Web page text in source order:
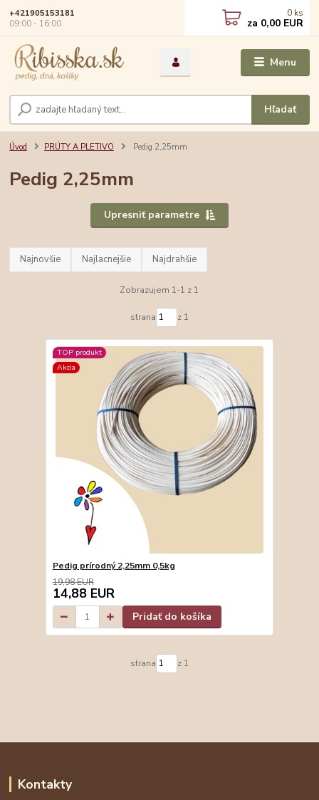
Menu
Hľadať
+421905153181
09:00 - 16:00
0 ks
za 0,00 EUR
Úvod PRÚTY A PLETIVO Pedig 2,25mm
Pedig 2,25mm
Upresniť parametre
Najnovšie Najlacnejšie Najdrahšie
Zobrazujem 1-1 z 1
strana z 1
TOP produkt
Akcia
Pedig prírodný 2,25mm 0,5kg
19,98 EUR
14,88 EUR
Pridať do košíka
strana z 1
Kontakty